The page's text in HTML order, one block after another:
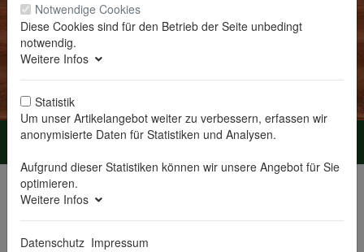
Menü
Sie sind hier:
Bilderbücher
Notwendige Cookies
Diese Cookies sind für den Betrieb der Seite unbedingt
notwendig.
Weitere Infos
Statistik
Um unser Artikelangebot weiter zu verbessern, erfassen wir
anonymisierte Daten für Statistiken und Analysen.
Aufgrund dieser Statistiken können wir unsere Angebot für Sie
optimieren.
Weitere Infos
Datenschutz Impressum